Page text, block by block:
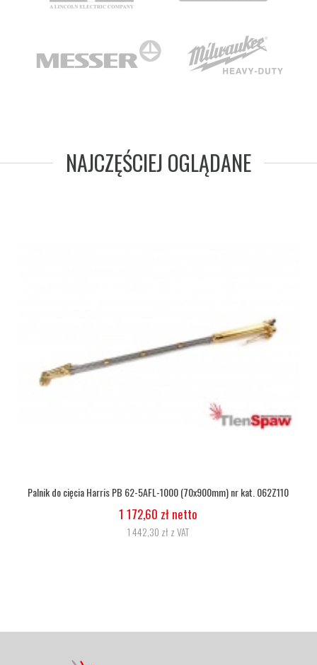
NAJCZĘŚCIEJ OGLĄDANE
Palnik do cięcia Harris PB 62-5AFL-1000 (70x900mm) nr kat. 062Z110
1 172,60 zł netto
1 442,30 zł z VAT